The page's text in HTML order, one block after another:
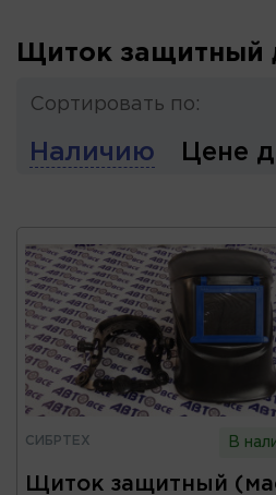
Щиток защитный
Сортировать по:
Наличию Цене
СИБРТЕХ В
Щиток защитный